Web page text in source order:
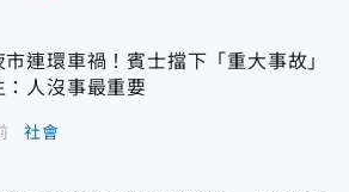
市連環車禍！賓士擋下「重大事故」
人沒事最重要
社會